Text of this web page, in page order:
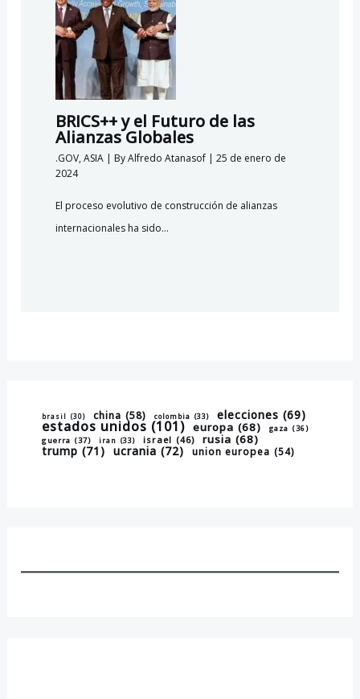
brasil (30) china (58) colombia (33) elecciones (69)
estados unidos (101) europa (68) gaza (36)
guerra (37) iran (33) israel (46) rusia (68)
trump (71) ucrania (72) union europea (54)
BRICS++ y el Futuro de las
Alianzas Globales
.GOV,ASIA| ByAlfredo Atanasof | 25 de enero de
2024
El proceso evolutivo de construcción de alianzas
internacionales ha sido…